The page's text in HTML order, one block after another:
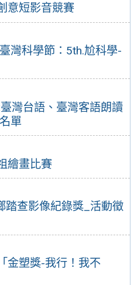
意短影音競賽
灣科學節：5th.尬科學-
灣台語、臺灣客語朗讀
單
繪畫比賽
踏查影像紀錄獎_活動徵
金塑獎-我行！我不